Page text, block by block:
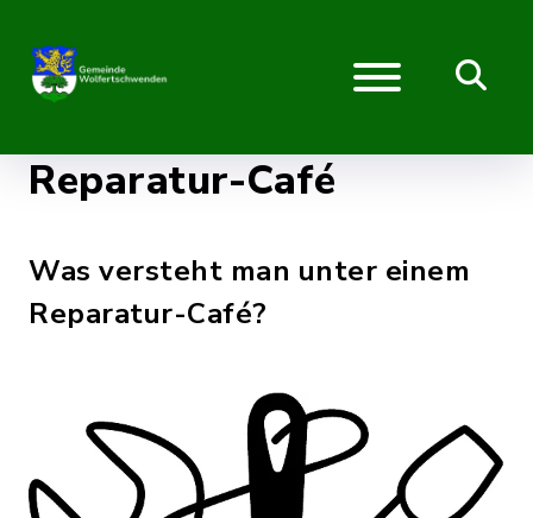
Reparatur-Café
Was versteht man unter einem
Reparatur-Café?